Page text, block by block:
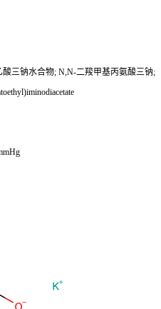
三钠水合物; N,N-二羧甲基丙氨酸三钠;